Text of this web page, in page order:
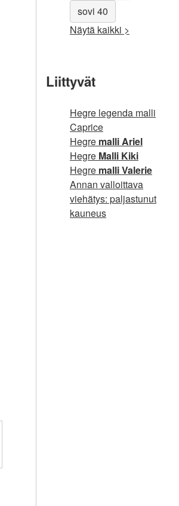
sovi 40
Näytä kaikki >
Liittyvät
Hegre legenda malli
Caprice
Hegre malli Ariel
Hegre Malli Kiki
Hegre malli Valerie
Annan valloittava
viehätys: paljastunut
kauneus